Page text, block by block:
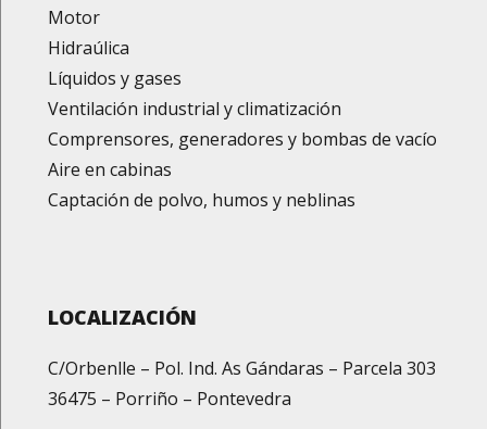
Motor
Hidraúlica
Líquidos y gases
Ventilación industrial y climatización
Comprensores, generadores y bombas de vacío
Aire en cabinas
Captación de polvo, humos y neblinas
LOCALIZACIÓN
C/Orbenlle – Pol. Ind. As Gándaras – Parcela 303
36475 – Porriño – Pontevedra